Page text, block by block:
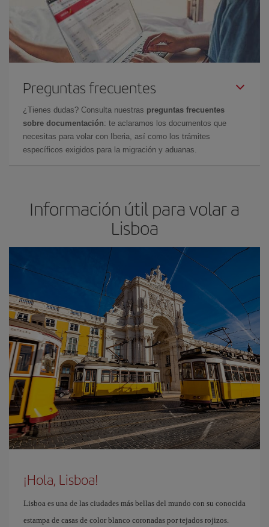
Preguntas frecuentes
¿Tienes dudas? Consulta nuestras preguntas frecuentes
sobre documentación: te aclaramos los documentos que
necesitas para volar con Iberia, así como los trámites
específicos exigidos para la migración y aduanas.
Información útil para volar a
Lisboa
¡Hola, Lisboa!
Lisboa es una de las ciudades más bellas del mundo con su conocida
estampa de casas de color blanco coronadas por tejados rojizos.